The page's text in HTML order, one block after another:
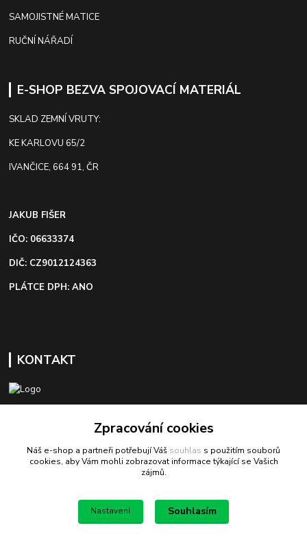
SAMOJISTNÉ MATICE
RUČNÍ NÁŘADÍ
E-SHOP BEZVA SPOJOVACÍ MATERIÁL
SKLAD ZEMNÍ VRUTY:
KE KARLOVU 65/2
IVANČICE, 664 91, ČR
JAKUB FIŠER
IČO: 06633374
DIČ: CZ9012124363
PLÁTCE DPH: ANO
KONTAKT
+420 603 418 822
odbyt@bezva-spojovacimaterial.cz
Zpracování cookies
Náš e-shop a partneři potřebují Váš souhlas s použitím souborů
cookies, aby Vám mohli zobrazovat informace týkající se Vašich
zájmů.
Nastavení Souhlasím